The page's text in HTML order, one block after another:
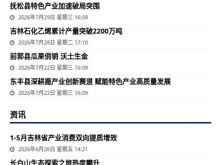
抚松县特色产业加速破局突围
2026年7月29日 星期三 16:09
吉林石化乙烯累计产量突破2200万吨
2026年7月28日 星期二 17:10
前郭县瓜果俏销 沃土生金
2026年7月22日 星期三 16:09
东丰县深耕鹿产业创新赛道 赋能特色产业高质量发展
2026年7月22日 星期三 16:09
资讯
1-5月吉林省产业消费双向提质增效
2026年6月26日 星期五 14:21
长白山生态探索之旅热度攀升